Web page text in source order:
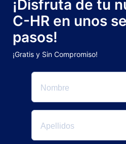
¡Disfruta de tu
C-HR en unos
pasos!
¡Gratis y Sin Compromiso!